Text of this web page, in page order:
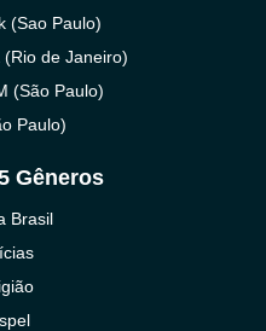
(Sao Paulo)
de Janeiro)
(São Paulo)
Paulo)
Gêneros
Brasil